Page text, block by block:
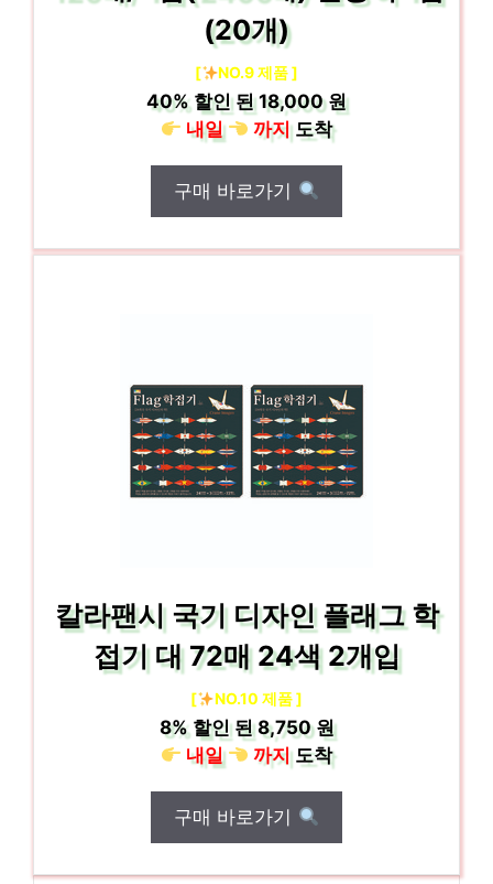
(20개)
[ NO.9 제품 ]
40%할인 된18,000 원
내일
까지도착
구매 바로가기
칼라팬시 국기 디자인 플래그 학
접기 대 72매 24색 2개입
[ NO.10 제품 ]
8%할인 된8,750 원
내일
까지도착
구매 바로가기